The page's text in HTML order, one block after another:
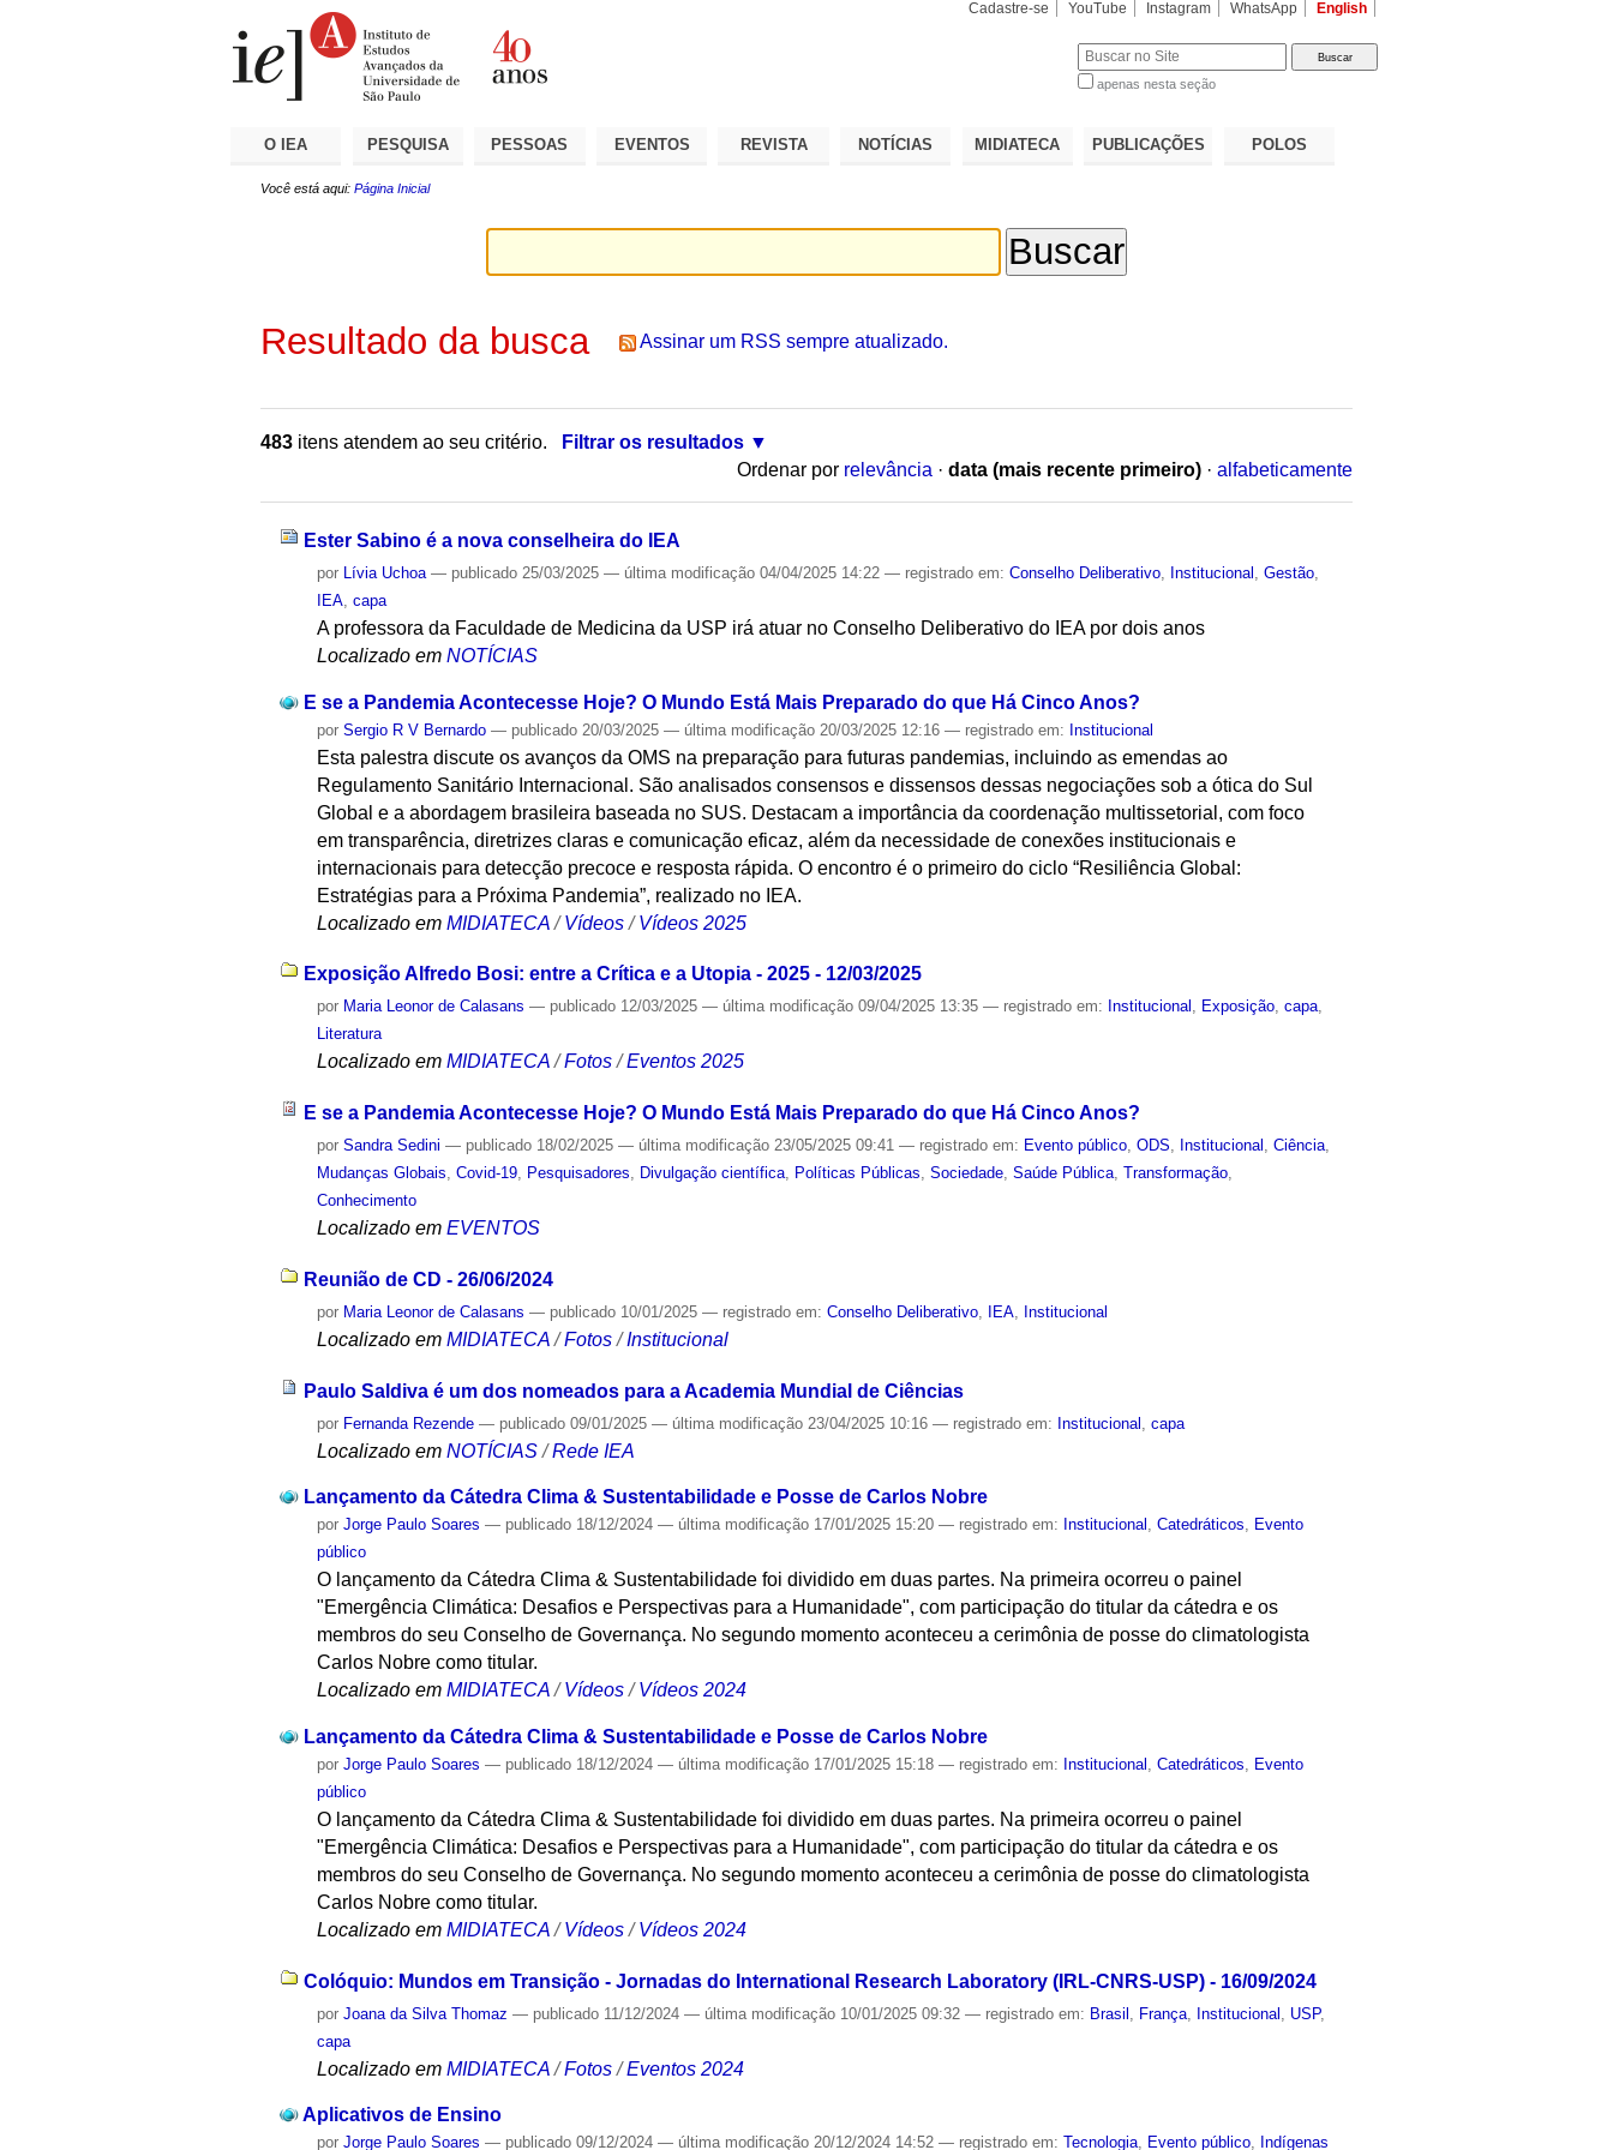
Cadastre-se YouTube Instagram WhatsApp English
apenas nesta seção
O IEA PESQUISA PESSOAS EVENTOS REVISTA NOTÍCIAS MIDIATECA PUBLICAÇÕES POLOS
Você está aqui: Página Inicial
Resultado da busca Assinar um RSS sempre atualizado.
483 itens atendem ao seu critério.
Filtrar os resultados
Ordenar por relevância · data (mais recente primeiro) · alfabeticamente
Ester Sabino é a nova conselheira do IEA
por Lívia Uchoa— publicado 25/03/2025— última modificação 04/04/2025 14:22— registrado em:Conselho Deliberativo Institucional ,Gestão
IEA ,capa
A professora da Faculdade de Medicina da USP irá atuar no Conselho Deliberativo do IEA por dois anos
Localizado em NOTÍCIAS
E se a Pandemia Acontecesse Hoje? O Mundo Está Mais Preparado do que Há Cinco Anos?
porSergio R V Bernardo — publicado 20/03/2025— última modificação 20/03/2025 12:16— registrado em: Institucional
Esta palestra discute os avanços da OMS na preparação para futuras pandemias, incluindo as emendas ao
Regulamento Sanitário Internacional. São analisados consensos e dissensos dessas negociações sob a ótica do Sul
Global e a abordagem brasileira baseada no SUS. Destacam a importância da coordenação multissetorial, com foco
em transparência, diretrizes claras e comunicação eficaz, além da necessidade de conexões institucionais e
internacionais para detecção precoce e resposta rápida. O encontro é o primeiro do ciclo “Resiliência Global:
Estratégias para a Próxima Pandemia”, realizado no IEA.
Localizado em MIDIATECA /Vídeos /Vídeos 2025
Exposição Alfredo Bosi: entre a Crítica e a Utopia - 2025 - 12/03/2025
por Maria Leonor de Calasans — publicado 12/03/2025— última modificação 09/04/2025 13:35— registrado em: Institucional , Exposição,capa,
Literatura
Localizado em MIDIATECA /Fotos /Eventos 2025
E se a Pandemia Acontecesse Hoje? O Mundo Está Mais Preparado do que Há Cinco Anos?
porSandra Sedini — publicado 18/02/2025— última modificação 23/05/2025 09:41— registrado em: Evento público,ODS, Institucional ,Ciência,
Mudanças Globais,Covid-19, Pesquisadores, Divulgação científica, Políticas Públicas,Sociedade,Saúde Pública,Transformação,
Conhecimento
Localizado em EVENTOS
Reunião de CD - 26/06/2024
por Maria Leonor de Calasans — publicado 10/01/2025— registrado em:Conselho Deliberativo IEA Institucional
Localizado em MIDIATECA /Fotos /Institucional
Paulo Saldiva é um dos nomeados para a Academia Mundial de Ciências
por Fernanda Rezende — publicado 09/01/2025— última modificação 23/04/2025 10:16— registrado em: Institucional ,capa
Localizado em NOTÍCIAS /Rede IEA
Lançamento da Cátedra Clima & Sustentabilidade e Posse de Carlos Nobre
porJorge Paulo Soares — publicado 18/12/2024— última modificação 17/01/2025 15:20— registrado em: Institucional ,Catedráticos, Evento
público
O lançamento da Cátedra Clima & Sustentabilidade foi dividido em duas partes. Na primeira ocorreu o painel
"Emergência Climática: Desafios e Perspectivas para a Humanidade", com participação do titular da cátedra e os
membros do seu Conselho de Governança. No segundo momento aconteceu a cerimônia de posse do climatologista
Carlos Nobre como titular.
Localizado em MIDIATECA /Vídeos /Vídeos 2024
Lançamento da Cátedra Clima & Sustentabilidade e Posse de Carlos Nobre
porJorge Paulo Soares — publicado 18/12/2024— última modificação 17/01/2025 15:18— registrado em: Institucional ,Catedráticos
Evento
público
O lançamento da Cátedra Clima & Sustentabilidade foi dividido em duas partes. Na primeira ocorreu o painel
"Emergência Climática: Desafios e Perspectivas para a Humanidade", com participação do titular da cátedra e os
membros do seu Conselho de Governança. No segundo momento aconteceu a cerimônia de posse do climatologista
Carlos Nobre como titular.
Localizado em MIDIATECA /Vídeos /Vídeos 2024
Colóquio: Mundos em Transição - Jornadas do International Research Laboratory (IRL-CNRS-USP) - 16/09/2024
porJoana da Silva Thomaz — publicado 11/12/2024— última modificação 10/01/2025 09:32— registrado em: Brasil França Institucional USP,
capa
Localizado em MIDIATECA /Fotos /Eventos 2024
Aplicativos de Ensino
porJorge Paulo Soares — publicado 09/12/2024— última modificação 20/12/2024 14:52— registrado em:Tecnologia, Evento público, Indígenas